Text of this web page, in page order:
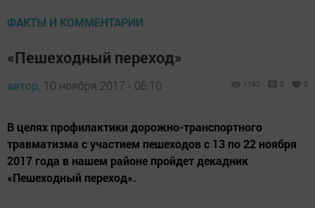
ФАКТЫ И КОММЕНТАРИИ
«Пешеходный переход»
автор, 10 ноября 2017 - 06:10 1192 0 0
В целях профилактики дорожно-транспортного
травматизма с участием пешеходов с 13 по 22 ноября
2017 года в нашем районе пройдет декадник
«Пешеходный переход».